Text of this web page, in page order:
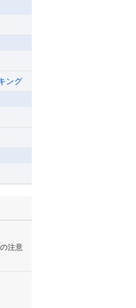
ング
注意